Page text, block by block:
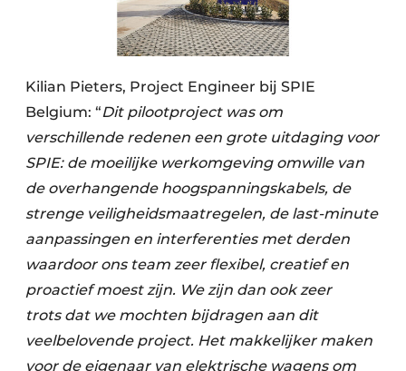
Kilian Pieters, Project Engineer bij SPIE
Belgium: “Dit pilootproject was om
verschillende redenen een grote uitdaging voor
SPIE: de moeilijke werkomgeving omwille van
de overhangende hoogspanningskabels, de
strenge veiligheidsmaatregelen, de last-minute
aanpassingen en interferenties met derden
waardoor ons team zeer flexibel, creatief en
proactief moest zijn. We zijn dan ook zeer
trots dat we mochten bijdragen aan dit
veelbelovende project. Het makkelijker maken
voor de eigenaar van elektrische wagens om